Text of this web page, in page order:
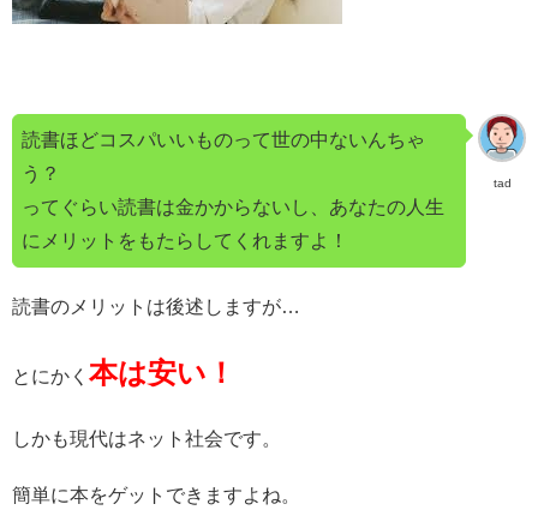
tad
読書ほどコスパいいものって世の中ないんちゃ
う？
ってぐらい読書は金かからないし、あなたの人生
にメリットをもたらしてくれますよ！
読書のメリットは後述しますが…
とにかく 本は安い！
しかも現代はネット社会です。
簡単に本をゲットできますよね。